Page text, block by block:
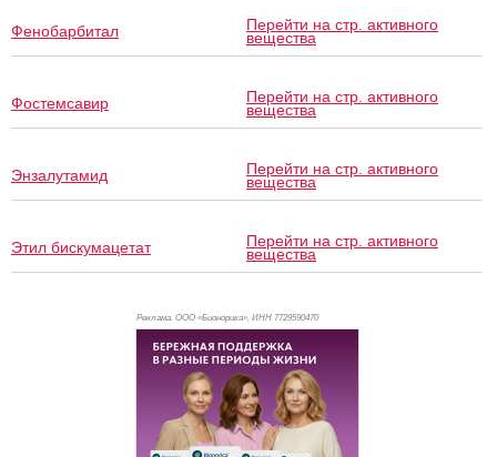
Фенобарбитал Перейти на стр. активного
вещества
Фостемсавир Перейти на стр. активного
вещества
Энзалутамид Перейти на стр. активного
вещества
Этил бискумацетат Перейти на стр. активного
вещества
Реклама. ООО «Бионорика», ИНН 7729590470